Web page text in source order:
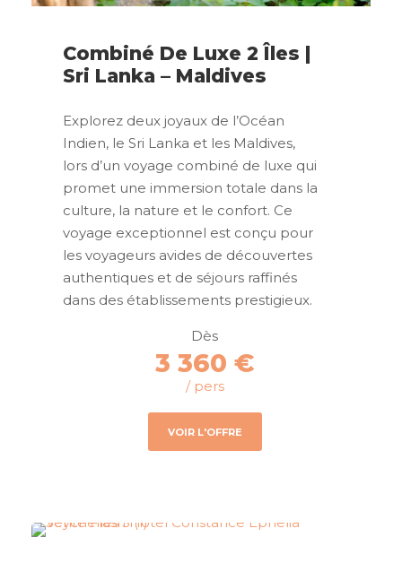
Combiné De Luxe 2 Îles |
Sri Lanka – Maldives
Explorez deux joyaux de l’Océan
Indien, le Sri Lanka et les Maldives,
lors d’un voyage combiné de luxe qui
promet une immersion totale dans la
culture, la nature et le confort. Ce
voyage exceptionnel est conçu pour
les voyageurs avides de découvertes
authentiques et de séjours raffinés
dans des établissements prestigieux.
Dès
3 360 €
/ pers
VOIR L'OFFRE